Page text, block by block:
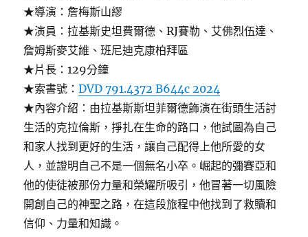
★導演：詹梅斯山繆
★演員：拉基斯史坦費爾德、RJ賽勒、艾佛烈伍達、
詹姆斯麥艾維、班尼迪克康柏拜區
★片長：129分鐘
★索書號：DVD 791.4372 B644c 2024
★內容介紹：由拉基斯斯坦菲爾德飾演在街頭生活討
生活的克拉倫斯，掙扎在生命的路口，他試圖為自己
和家人找到更好的生活，讓自己配得上他所愛的女
人，並證明自己不是一個無名小卒。崛起的彌賽亞和
他的使徒被那份力量和榮耀所吸引，他冒著一切風險
開創自己的神聖之路，在這段旅程中他找到了救贖和
信仰、力量和知識。